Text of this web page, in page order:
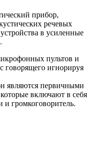
прибор,
речевых
в усиленные
пультов и
говорящего игнорируя
являются первичными
включают в себя
и громкоговоритель.